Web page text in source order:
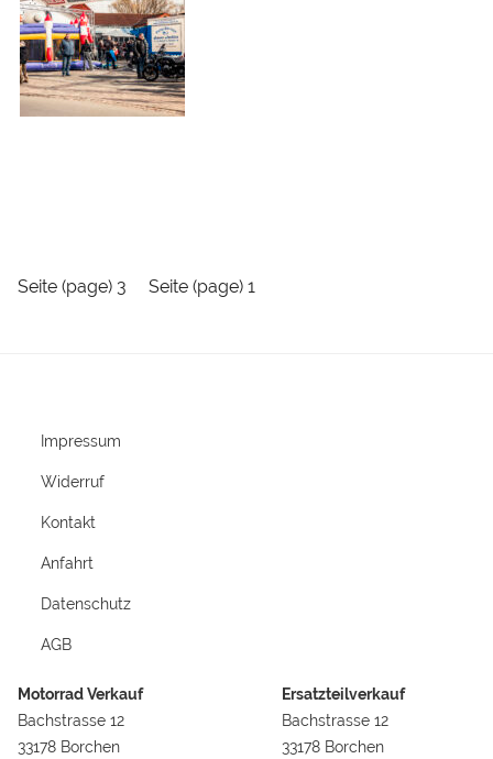
Seite (page) 3 Seite (page) 1
Impressum
Widerruf
Kontakt
Anfahrt
Datenschutz
AGB
Motorrad Verkauf
Bachstrasse 12
33178 Borchen
Ersatzteilverkauf
Bachstrasse 12
33178 Borchen